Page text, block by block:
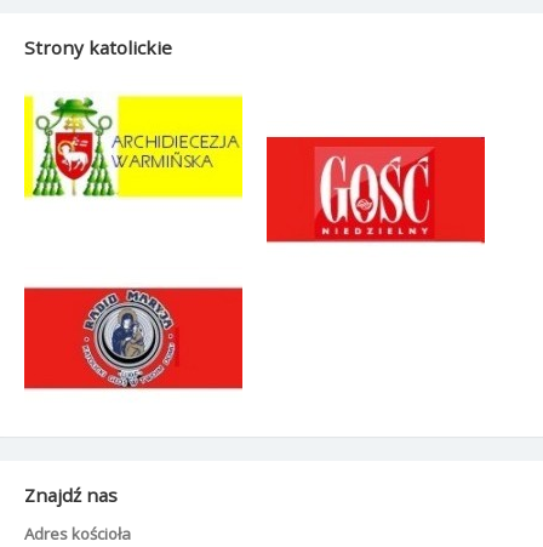
Strony katolickie
Znajdź nas
Adres kościoła